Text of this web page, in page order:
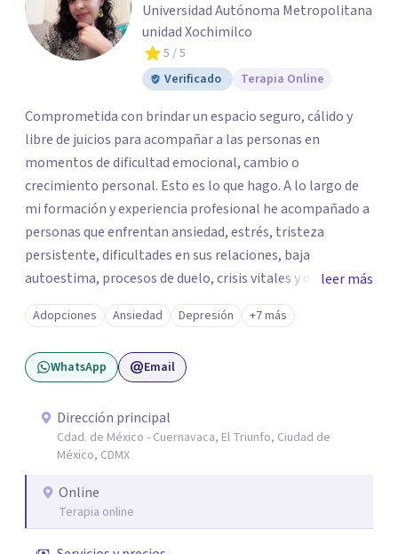
Universidad Autónoma Metropolitana
unidad Xochimilco
5 / 5
Verificado
Terapia Online
Comprometida con brindar un espacio seguro, cálido y
libre de juicios para acompañar a las personas en
momentos de dificultad emocional, cambio o
crecimiento personal. Esto es lo que hago. A lo largo de
mi formación y experiencia profesional he acompañado a
personas que enfrentan ansiedad, estrés, tristeza
persistente, dificultades en sus relaciones, baja
autoestima, procesos de duelo, crisis vitales y desafíos
relacionados con la adaptación a nuevas etapas de la vida.
Mi enfoque se basa en la escucha empática, el respeto por
la historia de cada persona y el trabajo conjunto para
desarrollar herramientas que favorezcan el bienestar
que buscar ayuda psicológica es un acto de valentía y
autocuidado. Mi objetivo es acompañarte para que puedas
comprender mejor lo que estás viviendo, fortalecer tus
recursos personales y construir una vida más plena y
congruente con tus necesidades y valores.
leer más
Adopciones Ansiedad Depresión +7 más
WhatsApp Email
Dirección principal
Cdad. de México - Cuernavaca, El Triunfo, Ciudad de
México, CDMX
Online
Terapia online